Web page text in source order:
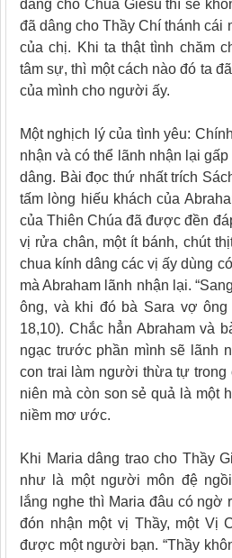
dâng cho Chúa Giêsu thì sẽ
đã dâng cho Thầy Chí thánh cái
của chị. Khi ta thật tình chăm
tâm sự, thì một cách nào đó ta
của mình cho người ấy.
Một nghịch lý của tình yêu:
nhận và có thể lãnh nhận lại
dâng. Bài đọc thứ nhất trích
tấm lòng hiếu khách của
của Thiên Chúa đã được đền
vị rửa chân, một ít bánh, chút
chua kính dâng các vị ấy dùng
mà Abraham lãnh nhận lại.
ông, và khi đó bà Sara vợ ông
18,10). Chắc hẳn Abraham và
ngạc trước phần mình sẽ lãnh
con trai làm người thừa tự trong
niên mà còn son sẻ quả là một
niềm mơ ước.
Khi Maria dâng trao cho Thầy
như là một người môn đệ
lắng nghe thì Maria đâu có
đón nhận một vị Thầy, một Vị
được một người bạn. “Thầy